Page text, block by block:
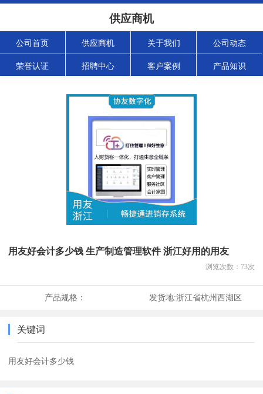
供应商机
公司首页 供应商机 关于我们 公司动态
荣誉认证 招聘中心 客户案例 产品知识
用友好会计多少钱 生产制造管理软件 浙江好用的用友
浏览次数： 73次
产品规格： 发货地:浙江省杭州西湖区
关键词
用友好会计多少钱